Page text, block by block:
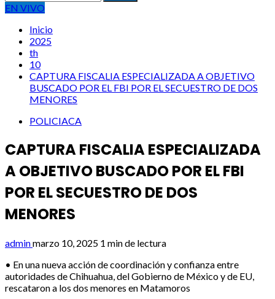
EN VIVO
Inicio
2025
th
10
CAPTURA FISCALIA ESPECIALIZADA A OBJETIVO
BUSCADO POR EL FBI POR EL SECUESTRO DE DOS
MENORES
POLICIACA
CAPTURA FISCALIA ESPECIALIZADA
A OBJETIVO BUSCADO POR EL FBI
POR EL SECUESTRO DE DOS
MENORES
adminmarzo 10, 2025 1 min de lectura
• En una nueva acción de coordinación y confianza entre
autoridades de Chihuahua, del Gobierno de México y de EU,
rescataron a los dos menores en Matamoros